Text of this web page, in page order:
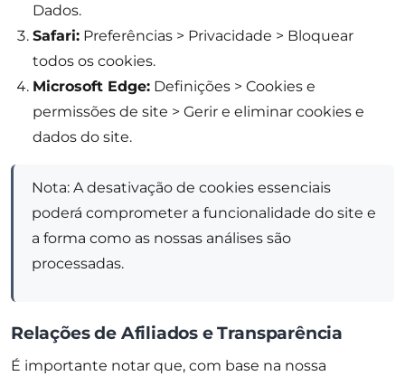
Dados.
Safari: Preferências > Privacidade > Bloquear
todos os cookies.
Microsoft Edge: Definições > Cookies e
permissões de site > Gerir e eliminar cookies e
dados do site.
Nota: A desativação de cookies essenciais
poderá comprometer a funcionalidade do site e
a forma como as nossas análises são
processadas.
Relações de Afiliados e Transparência
É importante notar que, com base na nossa